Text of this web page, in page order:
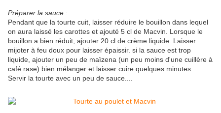
Préparer la sauce :
Pendant que la tourte cuit, laisser réduire le bouillon dans lequel
on aura laissé les carottes et ajouté 5 cl de Macvin. Lorsque le
bouillon a bien réduit, ajouter 20 cl de crème liquide. Laisser
mijoter à feu doux pour laisser épaissir. si la sauce est trop
liquide, ajouter un peu de maïzena (un peu moins d'une cuillère à
café rase) bien mélanger et laisser cuire quelques minutes.
Servir la tourte avec un peu de sauce....